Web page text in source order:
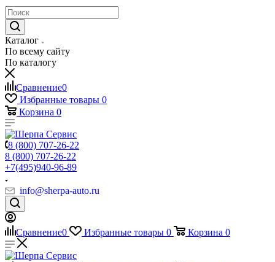
Каталог
По всему сайту
По каталогу
Сравнение0
Избранные товары 0
Корзина 0
8 (800) 707-26-22
8 (800) 707-26-22
+7(495)940-96-89
info@sherpa-auto.ru
Сравнение0 Избранные товары 0 Корзина 0